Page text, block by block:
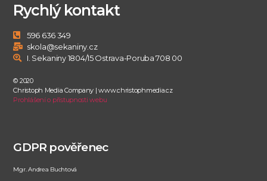
Rychlý kontakt
596 636 349
skola@sekaniny.cz
I. Sekaniny 1804/15 Ostrava-Poruba 708 00
© 2020
Christoph Media Company | www.christophmedia.cz
Prohlášení o přístupnosti webu
GDPR pověřenec
Mgr. Andrea Buchtová